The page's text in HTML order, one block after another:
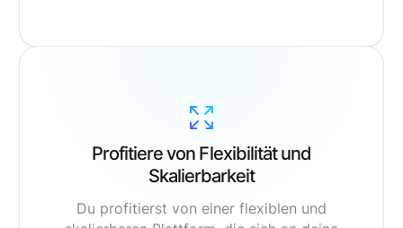
Profitiere von Flexibilität und
Skalierbarkeit
Du profitierst von einer flexiblen und